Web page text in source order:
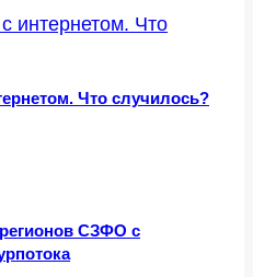
Что случилось?
СЗФО с